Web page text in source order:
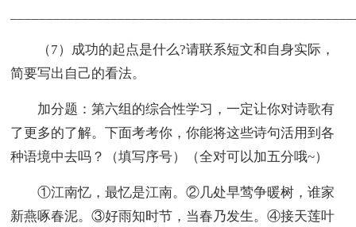
（7）成功的起点是什么?请联系短文和自身实际，
简要写出自己的看法。
加分题：第六组的综合性学习，一定让你对诗歌有
了更多的了解。下面考考你，你能将这些诗句活用到各
种语境中去吗？（填写序号）（全对可以加五分哦~）
①江南忆，最忆是江南。②几处早莺争暖树，谁家
新燕啄春泥。③好雨知时节，当春乃发生。④接天莲叶